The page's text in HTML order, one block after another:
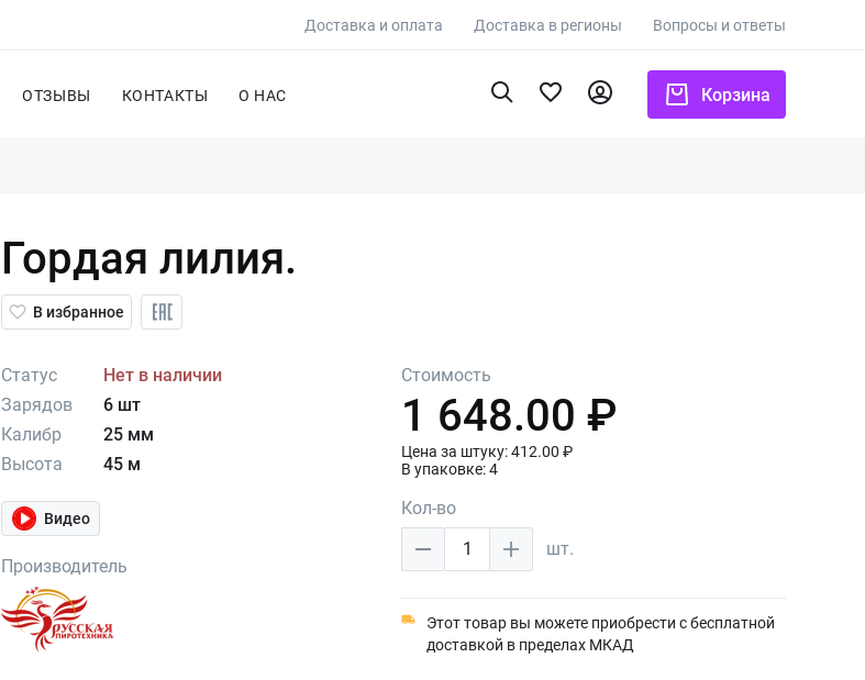
Доставка и оплата Доставка в регионы Вопросы и ответы
ОТЗЫВЫ КОНТАКТЫ О НАС Корзина
Гордая лилия.
В избранное
Статус
Нет в наличии
Зарядов
6 шт
Калибр
25 мм
Высота
45 м
Видео
Производитель
Стоимость
1 648.00 ₽
Цена за штуку: 412.00 ₽
В упаковке: 4
Кол-во
1
шт.
Этот товар вы можете приобрести с бесплатной
доставкой в пределах МКАД